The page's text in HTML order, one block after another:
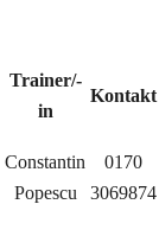
Trainer/-
in
Kontakt
Constantin
Popescu
0170
3069874